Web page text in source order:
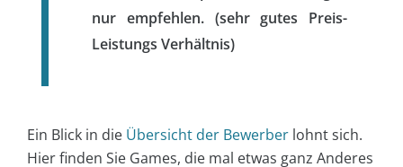
nur empfehlen. (sehr gutes Preis-
Leistungs Verhältnis)
Ein Blick in die Übersicht der Bewerber lohnt sich.
Hier finden Sie Games, die mal etwas ganz Anderes